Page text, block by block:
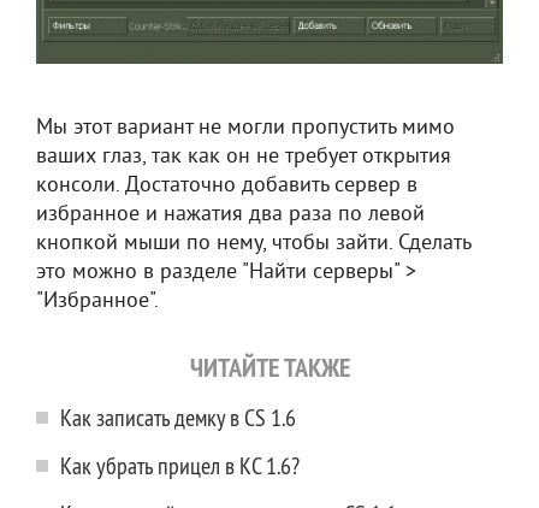
Мы этот вариант не могли пропустить мимо
ваших глаз, так как он не требует открытия
консоли. Достаточно добавить сервер в
избранное и нажатия два раза по левой
кнопкой мыши по нему, чтобы зайти. Сделать
это можно в разделе "Найти серверы" >
"Избранное".
ЧИТАЙТЕ ТАКЖЕ
Как записать демку в CS 1.6
Как убрать прицел в КС 1.6?